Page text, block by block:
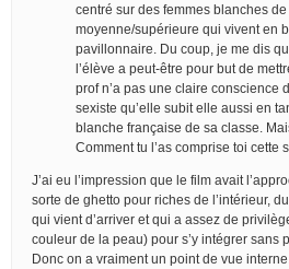
centré sur des femmes blanches de
moyenne/supérieure qui vivent en
pavillonnaire. Du coup, je me dis
l’élève a peut-être pour but de
prof n’a pas une claire conscience
sexiste qu’elle subit elle aussi en
blanche française de sa classe.
Comment tu l’as comprise toi cette
J’ai eu l’impression que le film avait
sorte de ghetto pour riches de l’intérieur,
qui vient d’arriver et qui a assez de
couleur de la peau) pour s’y intégrer sans
Donc on a vraiment un point de vue